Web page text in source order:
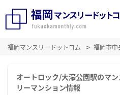
福岡マンスリードットコム 福岡市中
オートロック/大濠公園駅のマ
リーマンション情報